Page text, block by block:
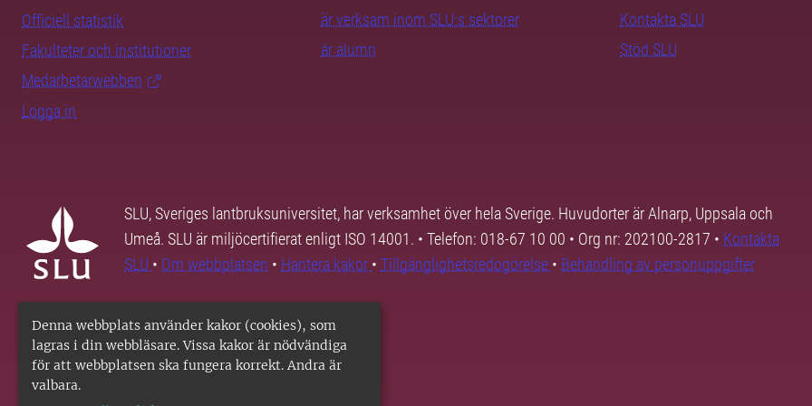
Denna webbplats använder kakor (cookies), som
lagras i din webbläsare. Vissa kakor är nödvändiga
för att webbplatsen ska fungera korrekt. Andra är
valbara.
Officiell statistik
Fakulteter och institutioner
Medarbetarwebben
Logga in
är verksam inom SLU:s sektorer
är alumn
Kontakta SLU
Stöd SLU
SLU, Sveriges lantbruksuniversitet, har verksamhet över hela Sverige. Huvudorter är Alnarp, Uppsala och
Umeå. SLU är miljöcertifierat enligt ISO 14001. • Telefon: 018-67 10 00 • Org nr: 202100-2817 • Kontakta
SLU • Om webbplatsen • Hantera kakor • Tillgänglighetsredogörelse • Behandling av personuppgifter